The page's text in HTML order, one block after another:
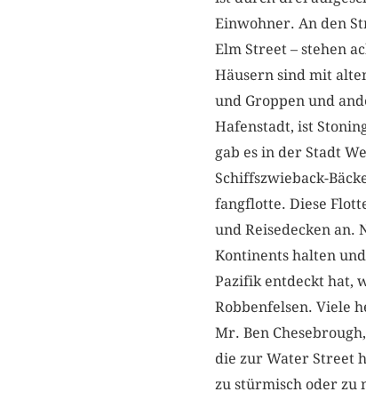
Einwohner. An den
Elm Street – stehen
Häusern sind mit
und Groppen und
Hafenstadt, ist
gab es in der Stadt
Schiffszwieback-
fangflotte. Diese
und Reise­decken an.
Kontinents halten
Pazifik entdeckt hat,
Robbenfelsen. Viele
Mr. Ben
die zur Water Street
zu stürmisch oder zu